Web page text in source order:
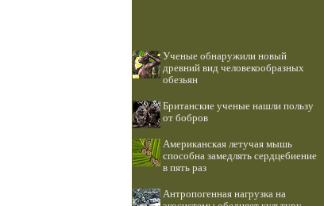
Ученые обнаружили новый
древний вид человекообразных
обезьян
Британские ученые нашли пользу
от бобров
Американская летучая мышь
способна замедлять сердцебиение
в пять раз
Антропогенная нагрузка на